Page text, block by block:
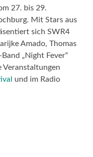
27. bis 29.
Mit Stars aus
sich SWR4
Amado, Thomas
„Night Fever“
Veranstaltungen
und im Radio